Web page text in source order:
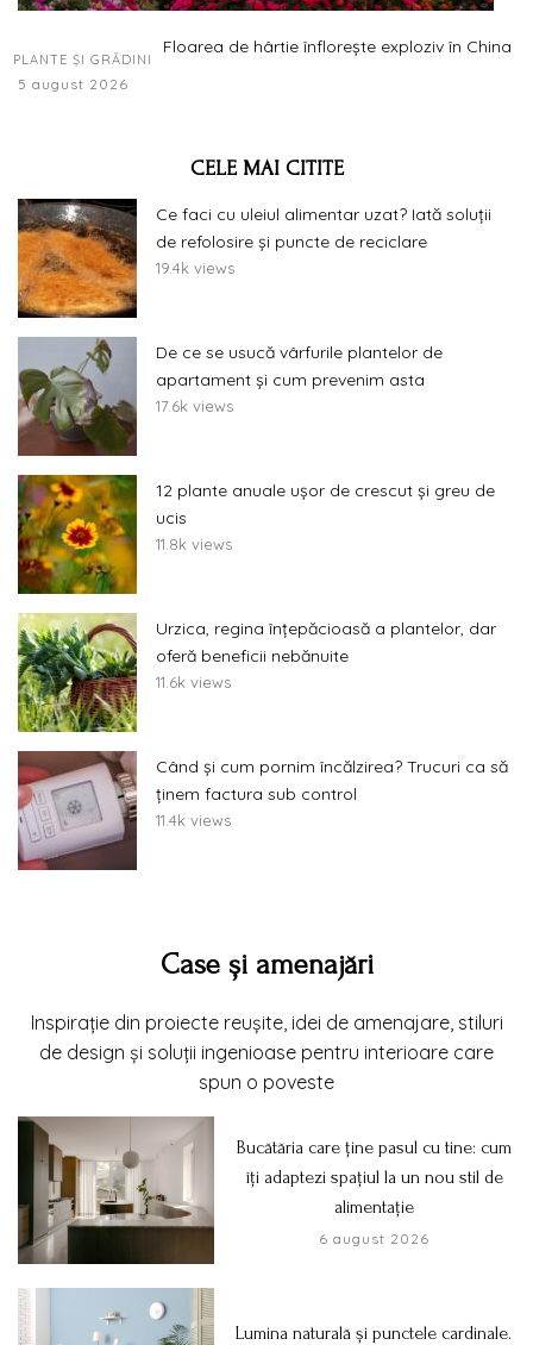
PLANTE ȘI GRĂDINI
Floarea de hârtie înflorește exploziv în China
5 august 2026
CELE MAI CITITE
Ce faci cu uleiul alimentar uzat? Iată soluții
de refolosire și puncte de reciclare
19.4k views
De ce se usucă vârfurile plantelor de
apartament și cum prevenim asta
17.6k views
12 plante anuale ușor de crescut și greu de
ucis
11.8k views
Urzica, regina înțepăcioasă a plantelor, dar
oferă beneficii nebănuite
11.6k views
Când și cum pornim încălzirea? Trucuri ca să
ținem factura sub control
11.4k views
Case și amenajări
Inspirație din proiecte reușite, idei de amenajare, stiluri
de design și soluții ingenioase pentru interioare care
spun o poveste
Bucătăria care ține pasul cu tine: cum
îți adaptezi spațiul la un nou stil de
alimentație
6 august 2026
Lumina naturală și punctele cardinale.